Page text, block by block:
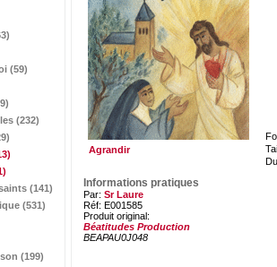
(59)
(232)
(141)
(531)
(199)
Agrandir
Informations pratiques
Par: Sr Laure
Réf: E001585
Produit original:
Béatitudes Production
BEAPAU0J048